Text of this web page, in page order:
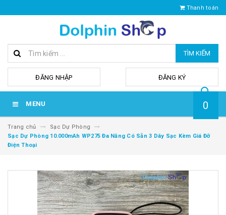
Thanh toán
TÌM KIẾM
ĐĂNG NHẬP ĐĂNG KÝ
MENU 0
Trang chủ
Sạc Dự Phòng
Sạc Dự Phòng 10.000mAh WP275 Đa Năng Có Sẵn 3 Dây Sạc Kèm Giá Đỡ
Điện Thoại